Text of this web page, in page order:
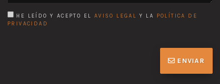
HE LEÍDO Y ACEPTO EL AVISO LEGAL Y LA
POLÍTICA DE
PRIVACIDAD
ENVIAR